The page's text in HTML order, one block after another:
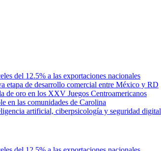
del 12.5% a las exportaciones nacionales
etapa de desarrollo comercial entre México y RD
de oro en los XXV Juegos Centroamericanos
en las comunidades de Carolina
artificial, ciberpsicología y seguridad digital